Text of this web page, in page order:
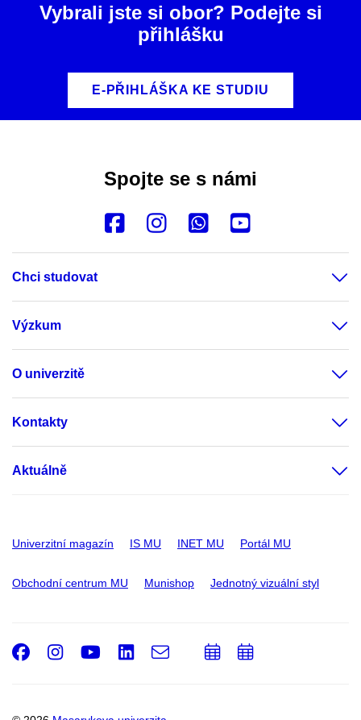
Vybrali jste si obor? Podejte si
přihlášku
E-PŘIHLÁŠKA KE STUDIU
Spojte se s námi
Chci studovat
Výzkum
O univerzitě
Kontakty
Aktuálně
Univerzitní magazín IS MU INET MU Portál MU
Obchodní centrum MU Munishop Jednotný vizuální styl
Facebook
Instagram
Youtube
LinkedIn
e-
PřidatPřidat